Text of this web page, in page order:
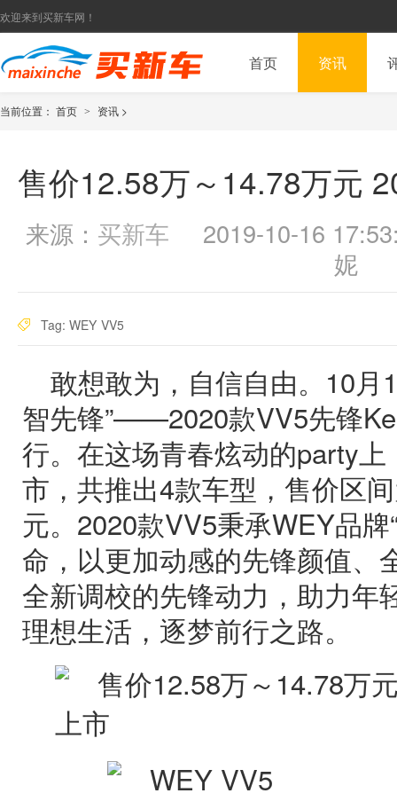
欢迎来到买新车网！
首页 资讯
当前位置： 首页 > 资讯 >
售价12.58万～14.78万元
来源： 买新车
2019-10-16
妮
Tag: WEY VV5
敢想敢为，自信自由。10月
智先锋”——2020款VV5先锋
行。在这场青春炫动的party
市，共推出4款车型，售价区
元。2020款VV5秉承WEY品
命，以更加动感的先锋颜值、
全新调校的先锋动力，助力年
理想生活，逐梦前行之路。